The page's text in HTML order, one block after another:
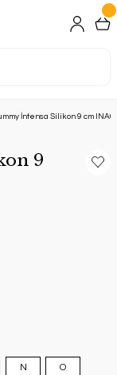
İntensa Silikon 9 cm
9
N O